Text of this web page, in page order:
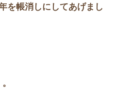
を帳消しにしてあげまし